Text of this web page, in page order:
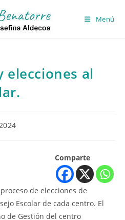
Menú
elecciones al
Comparte
de elecciones de
Escolar de cada centro. El
de Gestión del centro